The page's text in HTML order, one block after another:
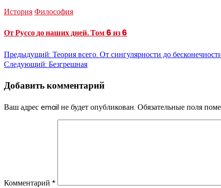
История Философия
От Руссо до наших дней. Том 6 из 6
Навигация
записям
Предыдущий: Теория всего. От сингулярности до
Следующий: Безгрешная
Добавить комментарий
Ваш адрес email не будет опубликован. Обязательные поля
Комментарий *